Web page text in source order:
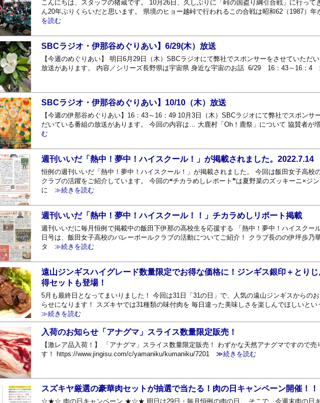
こんにちは、スタッフの猪蔵です。 10月26日、久しぶりに「峠の国盗り綱引合戦」に行って
ん20年ぶりくらいだと思います。 県境のヒョー越峠で行われるこの合戦は昭和62（1987）年
を読む
SBCラジオ・伊那谷めぐりあい】6/29(木）放送
【今週のめぐりあい】 明日6月29日（木）SBCラジオにて弊社でスポンサーをさせていただ
放送があります。 内容／シリーズ長野県は宇宙県 身近な宇宙のお話 6/29 16：43～16：4≫
SBCラジオ・伊那谷めぐりあい】10/10（木）放送
【今週の伊那谷めぐりあい】16：43～16：49 10月3日（木）SBCラジオにて弊社でスポンサ
だいている番組の放送があります。 今回の内容は… 大鹿村「Oh！鹿祭」について 協賛者が
む
週刊いいだ「熱中！夢中！ハイスクール！」が掲載されました。2022.7.14
恒例の週刊いいだ「熱中！夢中！ハイスクール！」が掲載されました。 今回は飯田女子高校
クラブの活躍をご紹介しています。 今回の❝チカラめしレポート❞は夏野菜のズッキーニ×ジ
に ≫続きを読む
週刊いいだ「熱中！夢中！ハイスクール！！」チカラめしリポート掲載
週刊いいだに毎月恒例で掲載中の飯田下伊那の高校生を応援する 「熱中！夢中！ハイスクー
日号は、飯田女子高校のバレーボールクラブの活動についてご紹介！ クラブ長のの伊坪歩乃
タ
≫続きを読む
遠山ジンギスハイグレード数量限定でお得な価格に！ジンギス銀印＋とり
得セットも登場！
5月も最終日となってまいりました！ 今回は31日「31の日」で、人気の遠山ジンギスからの
らせになります！ スズキヤでは31種類の味付肉を 毎日違った美味しさを楽しんでほしいとい
≫続きを読む
入荷のお知らせ「アナグマ」スライス数量限定販売！
【激レア品入荷！】 「アナグマ」スライス数量限定販売！ わずかな天然アナグマですので売
す！ https://www.jingisu.com/c/yamaniku/kumaniku/7201≫続きを読む
スズキヤ厳選の豪華肉セットが抽選で当たる！肉の日キャンペーン開催！！
☆★☆ 肉の日キャンペーン ★☆★ 明日は29日・毎月恒例の肉の日。 そこで、今週末肉の日